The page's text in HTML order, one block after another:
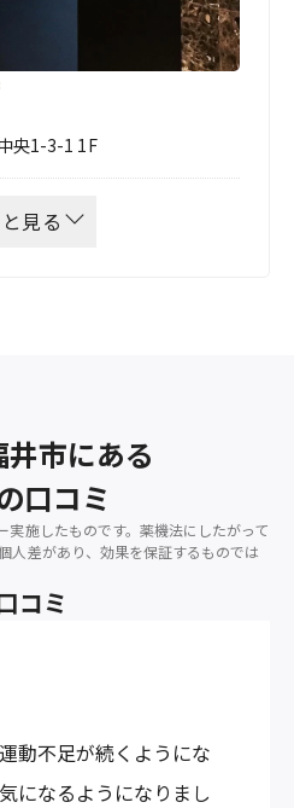
央1-3-1 1F
見る
市にある
口コミ
施したものです。薬機法にしたがって
人差があり、効果を保証するものでは
コミ
動不足が続くようにな
になるようになりまし